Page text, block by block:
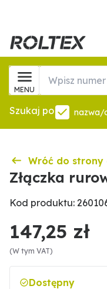
MENU
Szukaj po nazwa/
Wróć do strony
Złączka
Kod produktu:
147,25 zł
(W tym VAT)
Dostępny